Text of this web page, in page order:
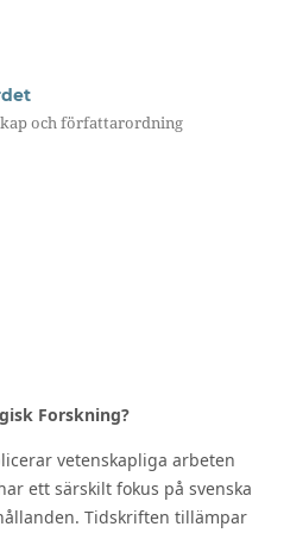
och författarordning
Forskning?
vetenskapliga arbeten
ett särskilt fokus på svenska
Tidskriften tillämpar